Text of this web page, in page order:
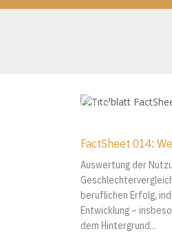
FactSheet 014:
Auswertung der
beruflichen Erfolg,
Entwicklung –
dem Hintergrund...